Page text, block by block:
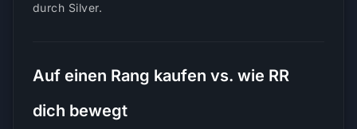
durch Silver.
Auf einen Rang kaufen vs. wie RR
dich bewegt